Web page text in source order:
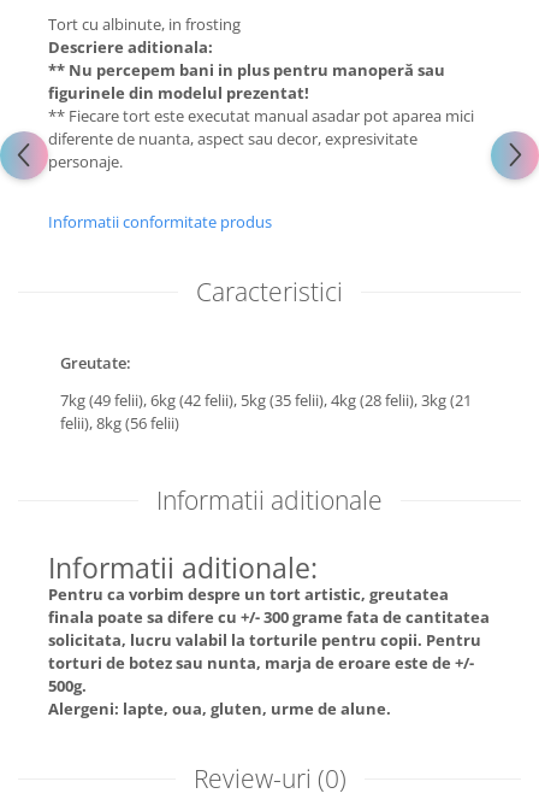
Tort cu albinute, in frosting
Descriere aditionala:
** Nu percepem bani in plus pentru manoperă sau
figurinele din modelul prezentat!
** Fiecare tort este executat manual asadar pot aparea mici
diferente de nuanta, aspect sau decor, expresivitate
personaje.
Informatii conformitate produs
Caracteristici
Greutate:
7kg (49 felii),6kg (42 felii), 5kg (35 felii),4kg (28 felii),3kg (21
felii),8kg (56 felii)
Informatii aditionale
Informatii aditionale:
Pentru ca vorbim despre un tort artistic, greutatea
finala poate sa difere cu +/- 300 grame fata de cantitatea
solicitata, lucru valabil la torturile pentru copii. Pentru
torturi de botez sau nunta, marja de eroare este de +/-
500g.
Alergeni: lapte, oua, gluten, urme de alune.
Review-uri (0)